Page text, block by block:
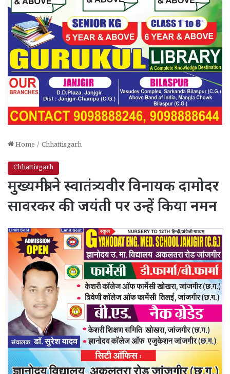
Home / Chhattisgarh
Chhattisgarh
मुख्यमंत्री ने स्वातंत्र्यवीर विनायक दामोदर
सावरकर की जयंती पर उन्हें किया नमन